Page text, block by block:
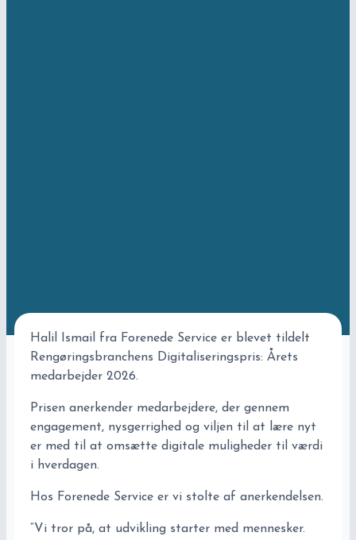
Halil Ismail fra Forenede Service er blevet tildelt
Rengøringsbranchens Digitaliseringspris: Årets
medarbejder 2026.
Prisen anerkender medarbejdere, der gennem
engagement, nysgerrighed og viljen til at lære nyt
er med til at omsætte digitale muligheder til værdi
i hverdagen.
Hos Forenede Service er vi stolte af anerkendelsen.
“Vi tror på, at udvikling starter med mennesker.